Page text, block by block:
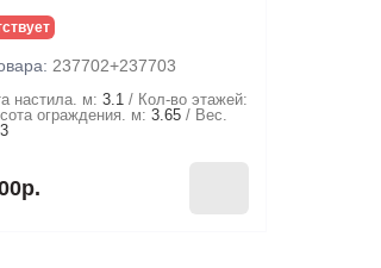
237702+237703
настила. м: 3.1
Кол-во этажей:
ограждения. м: 3.65
Вес.